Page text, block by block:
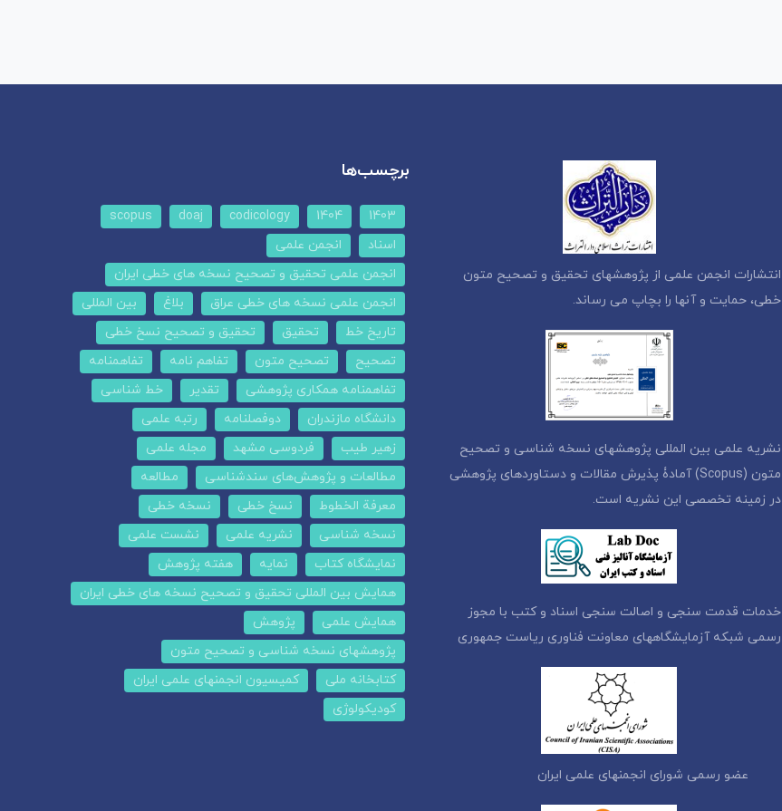
انتشارات انجمن علمی از پژوهشهای تحقیق و تصحیح متون
خطی، حمایت و آنها را بچاپ می رساند.
نشریه علمی بین المللی پژوهشهای نسخه شناسی و تصحیح
متون (Scopus) آمادۀ پذیرش مقالات و دستاوردهای پژوهشی
در زمینه تخصصی این نشریه است.
خدمات قدمت سنجی و اصالت سنجی اسناد و کتب با مجوز
رسمی شبکه آزمایشگاههای معاونت فناوری ریاست جمهوری
عضو رسمی شورای انجمنهای علمی ایران
برچسب‌ها
1403
1404
codicology
doaj
scopus
اسناد
انجمن علمی
انجمن علمی تحقیق و تصحیح نسخه های خطی ایران
انجمن علمی نسخه های خطی عراق
بلاغ
بین المللی
تاریخ خط
تحقیق
تحقیق و تصحیح نسخ خطی
تصحیح
تصحیح متون تفاهم نامه
تفاهمنامه
تفاهمنامه همکاری پژوهشی
تقدیر
خط شناسی
دانشگاه مازندران
دوفصلنامه
رتبه علمی
زهیر طیب
فردوسی مشهد
مجله علمی
مطالعات و پژوهش‌های سندشناسی
مطالعه
معرفة الخطوط
نسخ خطی
نسخه خطی
نسخه شناسی
نشریه علمی
نشست علمی
نمایشگاه کتاب
نمایه
هفته پژوهش
همایش بین المللی تحقیق و تصحیح نسخه های خطی ایران
همایش علمی
پژوهش
پژوهشهای نسخه شناسی و تصحیح متون
کتابخانه ملی
کمیسیون انجمنهای علمی ایران
کودیکولوژی